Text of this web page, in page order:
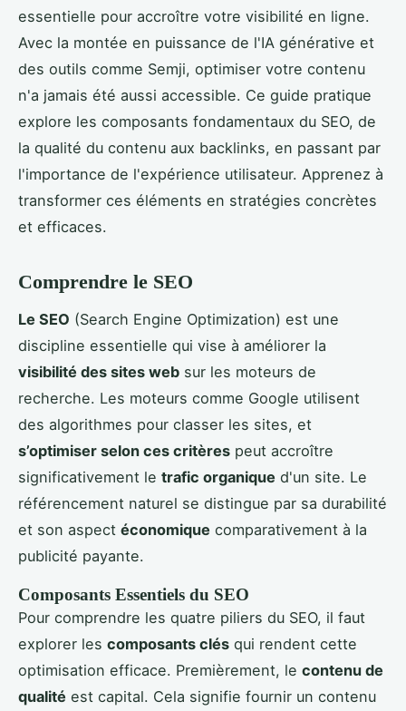
essentielle pour accroître votre visibilité en ligne.
Avec la montée en puissance de l'IA générative et
des outils comme Semji, optimiser votre contenu
n'a jamais été aussi accessible. Ce guide pratique
explore les composants fondamentaux du SEO, de
la qualité du contenu aux backlinks, en passant par
l'importance de l'expérience utilisateur. Apprenez à
transformer ces éléments en stratégies concrètes
et efficaces.
Comprendre le SEO
Le SEO (Search Engine Optimization) est une
discipline essentielle qui vise à améliorer la
visibilité des sites web sur les moteurs de
recherche. Les moteurs comme Google utilisent
des algorithmes pour classer les sites, et
s’optimiser selon ces critères peut accroître
significativement le trafic organique d'un site. Le
référencement naturel se distingue par sa durabilité
et son aspect économique comparativement à la
publicité payante.
Composants Essentiels du SEO
Pour comprendre les quatre piliers du SEO, il faut
explorer les composants clés qui rendent cette
optimisation efficace. Premièrement, le contenu de
qualité est capital. Cela signifie fournir un contenu